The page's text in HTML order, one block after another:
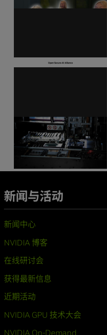
新闻与活动
新闻中心
NVIDIA 博客
在线研讨会
获得最新信息
近期活动
NVIDIA GPU 技术大会
NVIDIA On-Demand